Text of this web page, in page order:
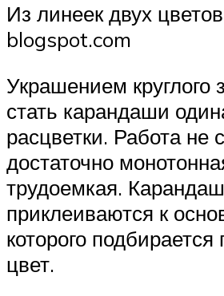
Из линеек двух
blogspot.com
Украшением круглого
стать карандаши
расцветки. Работа не
достаточно
трудоемкая.
приклеиваются к
которого
цвет.